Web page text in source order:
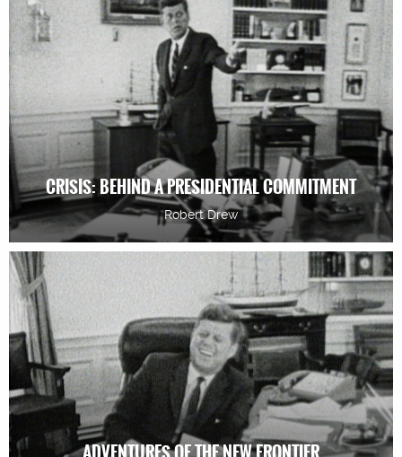
CRISIS: BEHIND A PRESIDENTIAL COMMITMENT
Robert Drew
ADVENTURES OF THE NEW FRONTIER